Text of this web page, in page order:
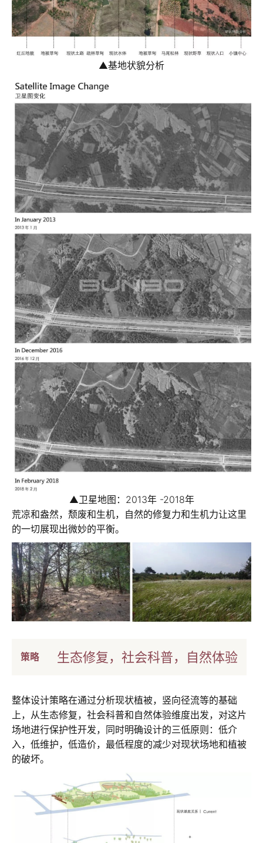
▲基地状貌分析
▲卫星地图：2013年 -2018年
荒凉和盎然，颓废和生机，自然的修复力和生机力让这里
的一切展现出微妙的平衡。
策略 生态修复，社会科普，自然体验
整体设计策略在通过分析现状植被，竖向径流等的基础
上，从生态修复，社会科普和自然体验维度出发，对这片
场地进行保护性开发，同时明确设计的三低原则：低介
入，低维护，低造价，最低程度的减少对现状场地和植被
的破坏。